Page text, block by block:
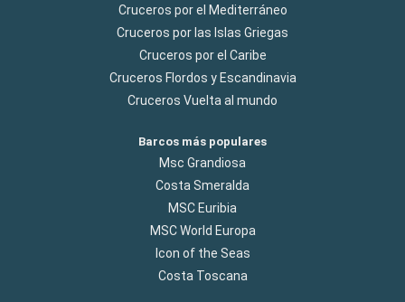
Cruceros por el Mediterráneo
Cruceros por las Islas Griegas
Cruceros por el Caribe
Cruceros Flordos y Escandinavia
Cruceros Vuelta al mundo
Barcos más populares
Msc Grandiosa
Costa Smeralda
MSC Euribia
MSC World Europa
Icon of the Seas
Costa Toscana